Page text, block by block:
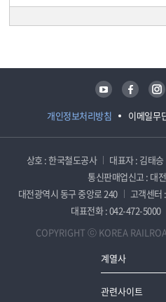
개인정보처리방침 이메일무
유튜브 페이스북 인스타그램
상호 : 한국철도공사 대표자 : 김태승
통신판매업신고 : 대
대전광역시 동구 중앙로 240
고객센터
대표전화 : 042-472-5000
COPYRIGHT ⓒ KOREA
계열사
관련사이트